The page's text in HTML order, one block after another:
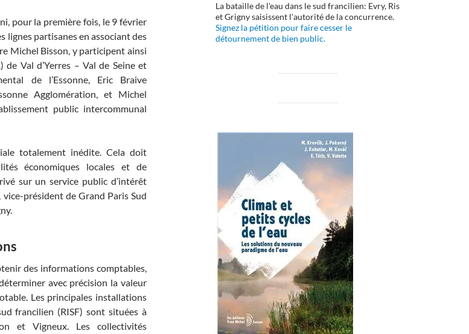
pour la première fois, le 9 février
lignes partisanes en associant des
Michel Bisson, y participent ainsi
Val d’Yerres – Val de Seine et
de l’Essonne, Eric Braive
Agglomération, et Michel
public intercommunal
totalement inédite. Cela doit
économiques locales et de
sur un service public d’intérêt
président de Grand Paris Sud
des informations comptables,
avec précision la valeur
Les principales installations
francilien (RISF) sont situées à
et Vigneux. Les collectivités
La bataille de l'eau dans le sud francilien: Evry, Ris
et Grigny saisissent l'autorité de la concurrence.
Signez la pétition pour faire cesser le
détournement de bien public.